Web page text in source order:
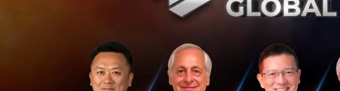
4 วิธี ที่จะให้คนหันมาร่วมท
ถ้าเกิดว่าเราเป็นคนมีไอเดียที่ไม่